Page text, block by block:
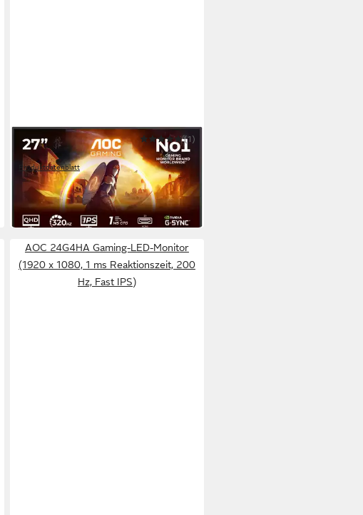
AOC
Q27G4SRU Gaming-LED-Monitor
(1)
Produktdatenblatt
ab 210,60 €
in 3-4 Werktagen bei dir
AOC 24G4HA Gaming-LED-Monitor
(1920 x 1080, 1 ms Reaktionszeit, 200
Hz, Fast IPS)